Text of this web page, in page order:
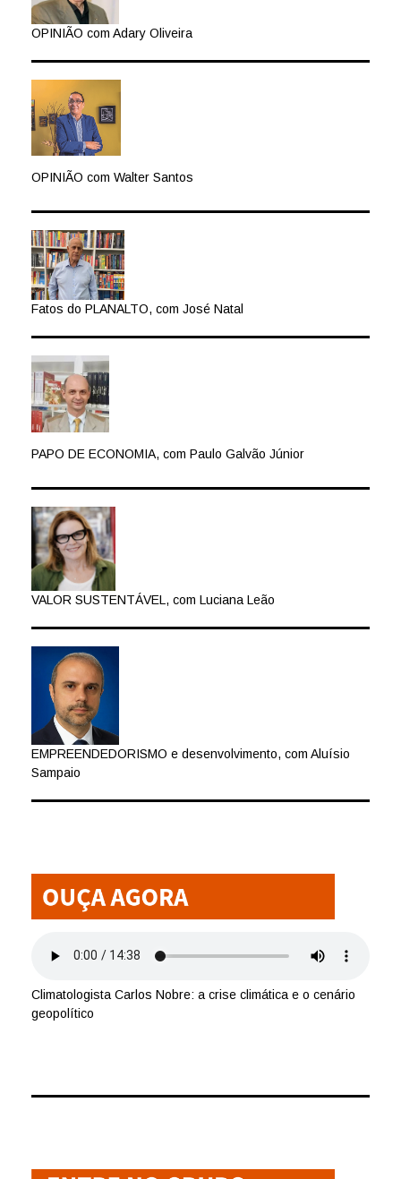
OPINIÃO com Adary Oliveira
OPINIÃO com Walter Santos
Fatos do PLANALTO, com José Natal
PAPO DE ECONOMIA, com Paulo Galvão Júnior
VALOR SUSTENTÁVEL, com Luciana Leão
EMPREENDEDORISMO e desenvolvimento, com Aluísio
Sampaio
Climatologista Carlos Nobre: a crise climática e o cenário
geopolítico